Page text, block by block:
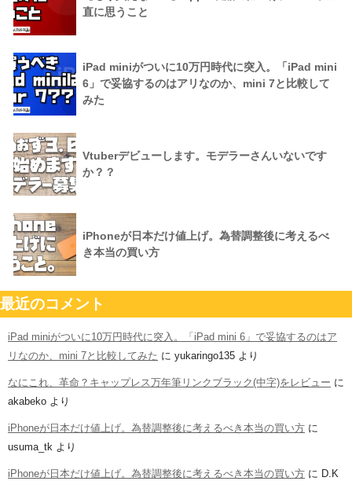
直に思うこと
iPad miniがついに10万円時代に突入。「iPad mini
6」で妥協するのはアリなのか、mini 7と比較して
みた
Vtuberデビューします。モデラーさんいないです
か？？
iPhoneが日本だけ値上げ。為替調整後に考えるべ
き本当の買い方
最近のコメント
iPad miniがついに10万円時代に突入。「iPad mini 6」で妥協するのはア
リなのか、mini 7と比較してみた に yukaringo135 より
なにこれ、革命？キャップレス万年筆リンクブラック(中字)をレビュー に
akabeko より
iPhoneが日本だけ値上げ。為替調整後に考えるべき本当の買い方 に
usuma_tk より
iPhoneが日本だけ値上げ。為替調整後に考えるべき本当の買い方 に D.K